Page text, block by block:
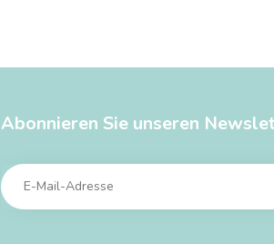
Abonnieren Sie unseren